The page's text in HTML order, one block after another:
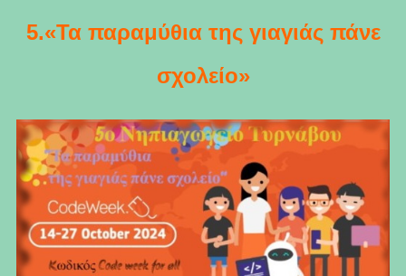
5.«Τα παραμύθια της γιαγιάς πάνε
σχολείο»